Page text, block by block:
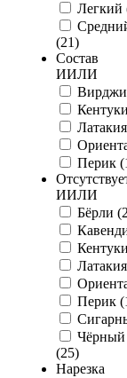
Легкий
(21)
Состав
ИИЛИ
Кентуки
Латакия
Перик
ИИЛИ
Бёрли
Кентуки
Латакия
Перик
(25)
Нарезка